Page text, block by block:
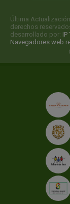
Última
derechos
desarrollado por:
Navegadores web